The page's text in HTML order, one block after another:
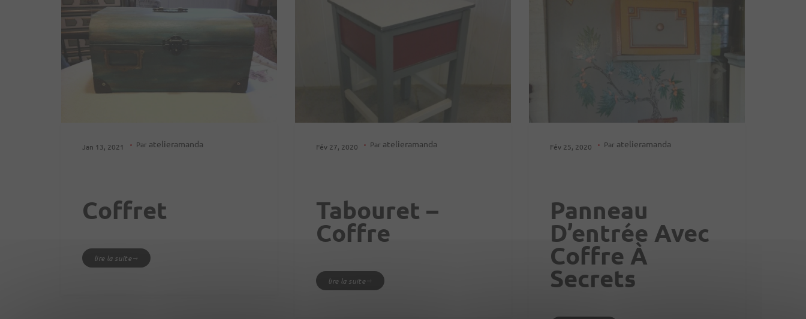
Jan 13, 2021 Par atelieramanda
Coffret
lire la suite
Fév 27, 2020 Par atelieramanda
Tabouret –
Coffre
lire la suite
Fév 25, 2020 Par atelieramanda
Panneau
D’entrée Avec
Coffre À
Secrets